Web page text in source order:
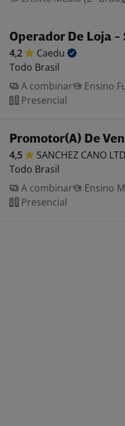
Operador De Loja -
4,2
Caedu
Todo Brasil
A combinar
Ensino
Presencial
Promotor(A) De
4,5 SANCHEZ CANO
Todo Brasil
A combinar
Ensino
Presencial